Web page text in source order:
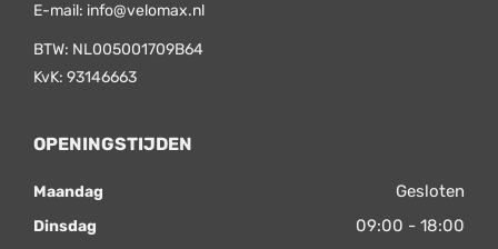
E-mail: info@velomax.nl
BTW: NL005001709B64
KvK: 93146663
OPENINGSTIJDEN
Maandag Gesloten
Dinsdag 09:00 - 18:00